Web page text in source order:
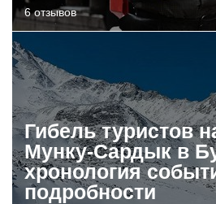
6 отзывов
Гибель туристов
Мунку-Сардык в
хронология
подробности